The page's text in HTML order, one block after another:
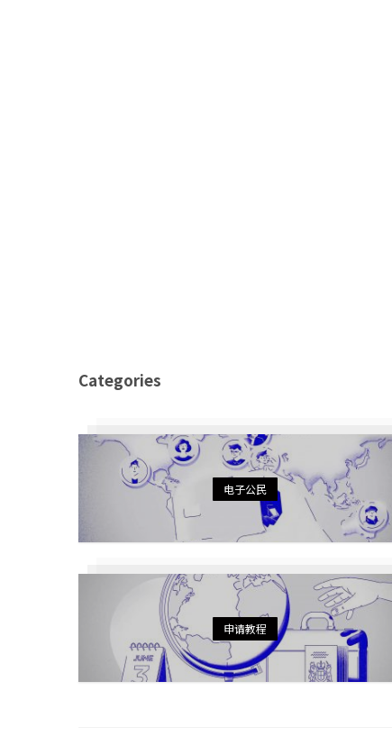
Categories
电子公民
申请教程